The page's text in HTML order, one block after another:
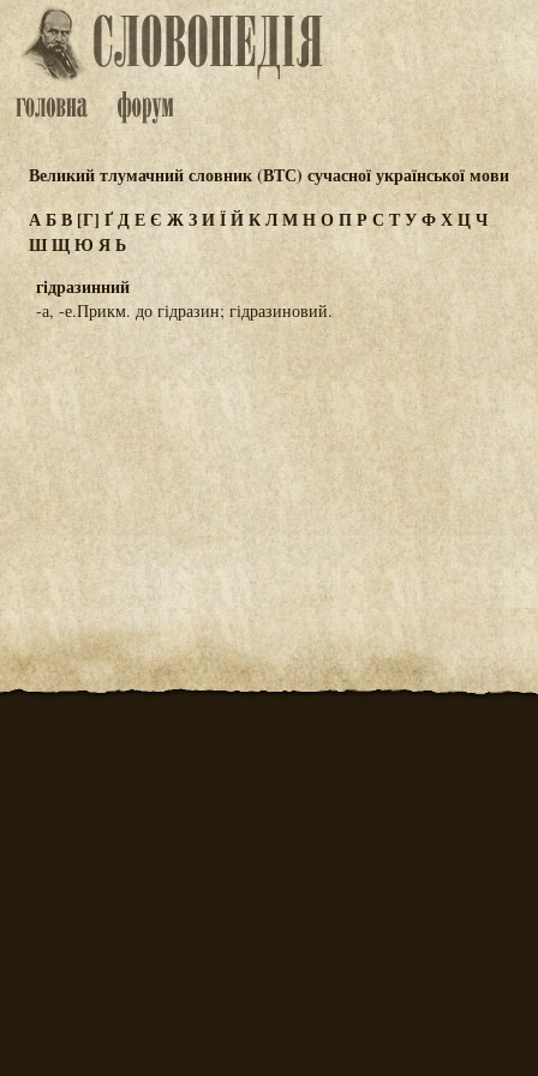
Великий тлумачний словник (ВТС) сучасної української мови
АБВ[Г] ҐДЕЄ ЖЗИЇЙКЛМНОПР СТУФХЦЧ
ШЩЮЯЬ
гідразинний
-а, -е.Прикм. до гідразин; гідразиновий.